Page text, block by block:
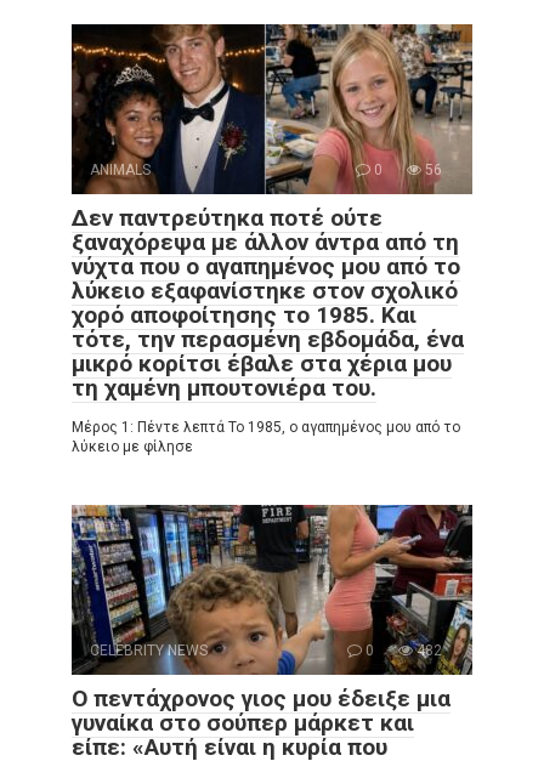
ANIMALS 0 56
Δεν παντρεύτηκα ποτέ ούτε
ξαναχόρεψα με άλλον άντρα από τη
νύχτα που ο αγαπημένος μου από το
λύκειο εξαφανίστηκε στον σχολικό
χορό αποφοίτησης το 1985. Και
τότε, την περασμένη εβδομάδα, ένα
μικρό κορίτσι έβαλε στα χέρια μου
τη χαμένη μπουτονιέρα του.
Μέρος 1: Πέντε λεπτά Το 1985, ο αγαπημένος μου από το
λύκειο με φίλησε
CELEBRITY NEWS 0 482
Ο πεντάχρονος γιος μου έδειξε μια
γυναίκα στο σούπερ μάρκετ και
είπε: «Αυτή είναι η κυρία που